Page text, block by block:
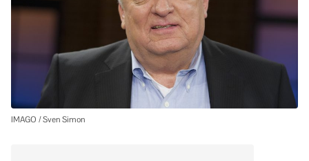
IMAGO / Sven Simon